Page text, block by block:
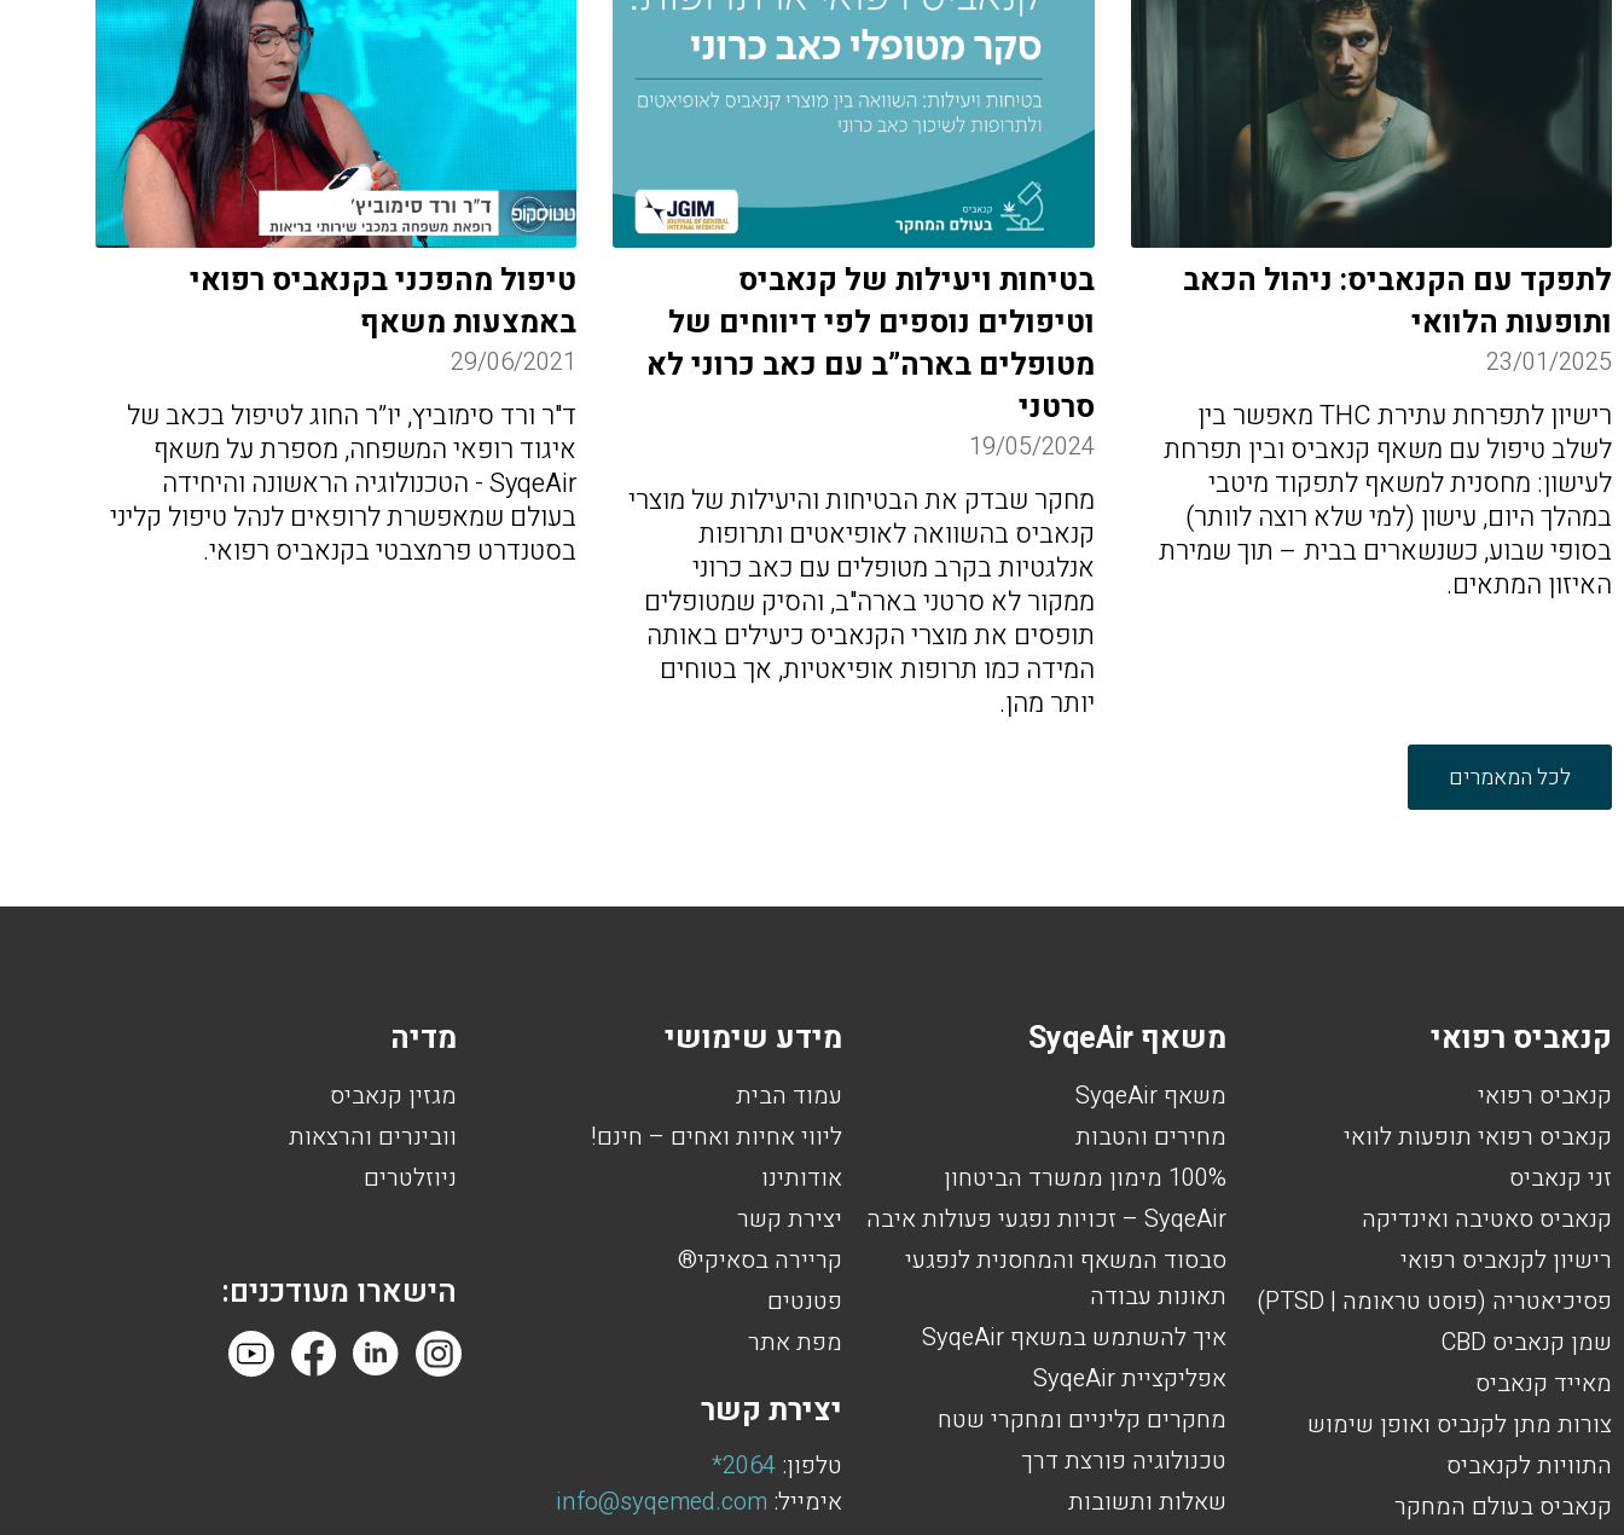
לתפקד עם הקנאביס: ניהול הכאב
ותופעות הלוואי
23/01/2025
רישיון לתפרחת עתירת THC מאפשר בין
לשלב טיפול עם משאף קנאביס ובין תפרחת
לעישון: מחסנית למשאף לתפקוד מיטבי
במהלך היום, עישון (למי שלא רוצה לוותר)
בסופי שבוע, כשנשארים בבית – תוך שמירת
האיזון המתאים.
בטיחות ויעילות של קנאביס
וטיפולים נוספים לפי דיווחים של
מטופלים בארה”ב עם כאב כרוני לא
סרטני
19/05/2024
מחקר שבדק את הבטיחות והיעילות של מוצרי
קנאביס בהשוואה לאופיאטים ותרופות
אנלגטיות בקרב מטופלים עם כאב כרוני
ממקור לא סרטני בארה"ב, והסיק שמטופלים
תופסים את מוצרי הקנאביס כיעילים באותה
המידה כמו תרופות אופיאטיות, אך בטוחים
יותר מהן.
טיפול מהפכני בקנאביס רפואי
באמצעות משאף
29/06/2021
ד"ר ורד סימוביץ, יו”ר החוג לטיפול בכאב של
איגוד רופאי המשפחה, מספרת על משאף
SyqeAir - הטכנולוגיה הראשונה והיחידה
בעולם שמאפשרת לרופאים לנהל טיפול קליני
בסטנדרט פרמצבטי בקנאביס רפואי.
לכל המאמרים
קנאביס רפואי
קנאביס רפואי
קנאביס רפואי תופעות לוואי
זני קנאביס
קנאביס סאטיבה ואינדיקה
רישיון לקנאביס רפואי
פסיכיאטריה (פוסט טראומה | PTSD)
שמן קנאביס CBD
מאייד קנאביס
צורות מתן לקנביס ואופן שימוש
התוויות לקנאביס
קנאביס בעולם המחקר
משאף SyqeAir
משאף SyqeAir
מחירים והטבות
100% מימון ממשרד הביטחון
SyqeAir – זכויות נפגעי פעולות איבה
סבסוד המשאף והמחסנית לנפגעי
תאונות עבודה
איך להשתמש במשאף SyqeAir
אפליקציית SyqeAir
מחקרים קליניים ומחקרי שטח
טכנולוגיה פורצת דרך
שאלות ותשובות
מידע שימושי
עמוד הבית
ליווי אחיות ואחים – חינם!
אודותינו
יצירת קשר
קריירה בסאיקי®
פטנטים
מפת אתר
יצירת קשר
טלפון:2064*
אימייל: info@syqemed.com
מדיה
מגזין קנאביס
וובינרים והרצאות
ניוזלטרים
הישארו מעודכנים: